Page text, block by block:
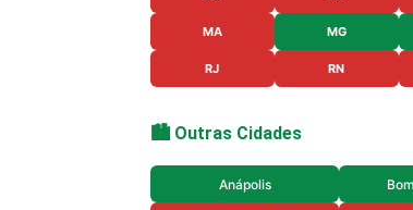
MA MG
RJ RN
🏙️ Outras Cidades
Anápolis